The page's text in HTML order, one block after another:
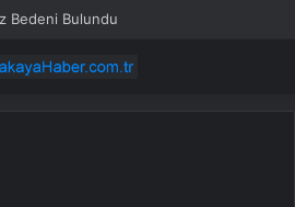
Bedeni Bulundu